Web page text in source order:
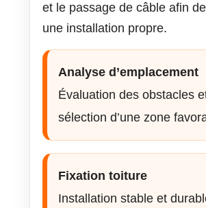
et le passage de câble afin
une installation propre.
Analyse d’emplacement
Évaluation des obstacles
sélection d’une zone
Fixation toiture
Installation stable et